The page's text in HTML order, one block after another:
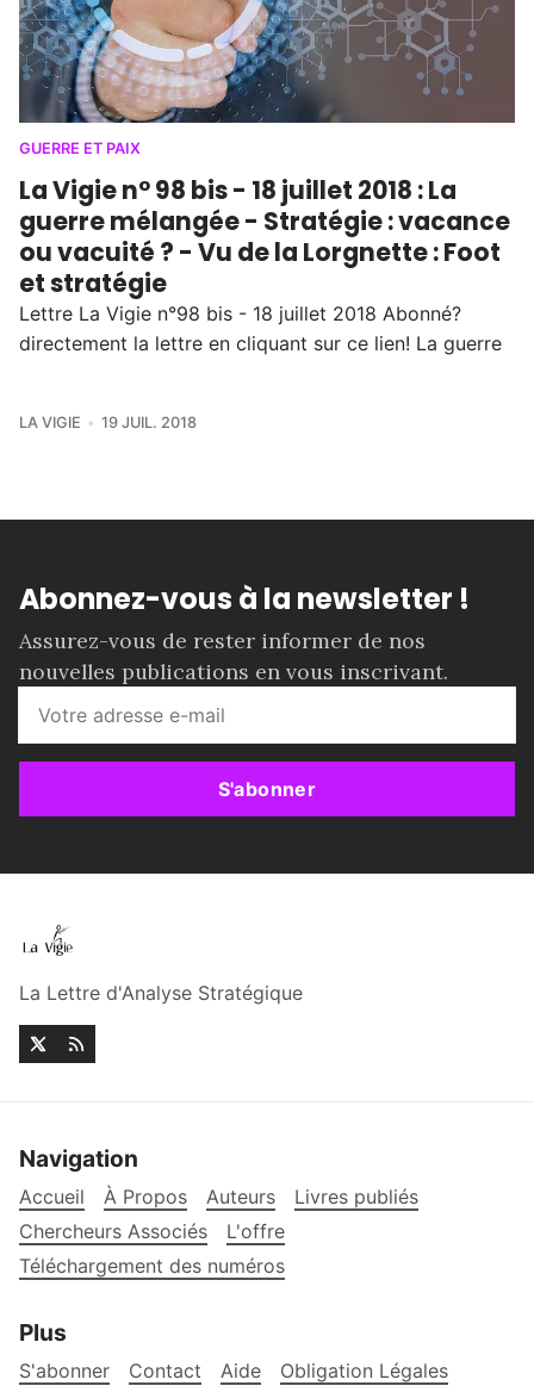
GUERRE ET PAIX
La Vigie n° 98 bis - 18 juillet 2018 : La
guerre mélangée - Stratégie : vacance
ou vacuité ? - Vu de la Lorgnette : Foot
et stratégie
Lettre La Vigie n°98 bis - 18 juillet 2018 Abonné?
directement la lettre en cliquant sur ce lien! La guerre
LA VIGIE 19 JUIL. 2018
Abonnez-vous à la newsletter !
Assurez-vous de rester informer de nos
nouvelles publications en vous inscrivant.
S'abonner
La Lettre d'Analyse Stratégique
Navigation
Accueil À Propos Auteurs
Livres publiés
Chercheurs Associés
L'offre
Téléchargement des numéros
Plus
S'abonner Contact Aide Obligation Légales